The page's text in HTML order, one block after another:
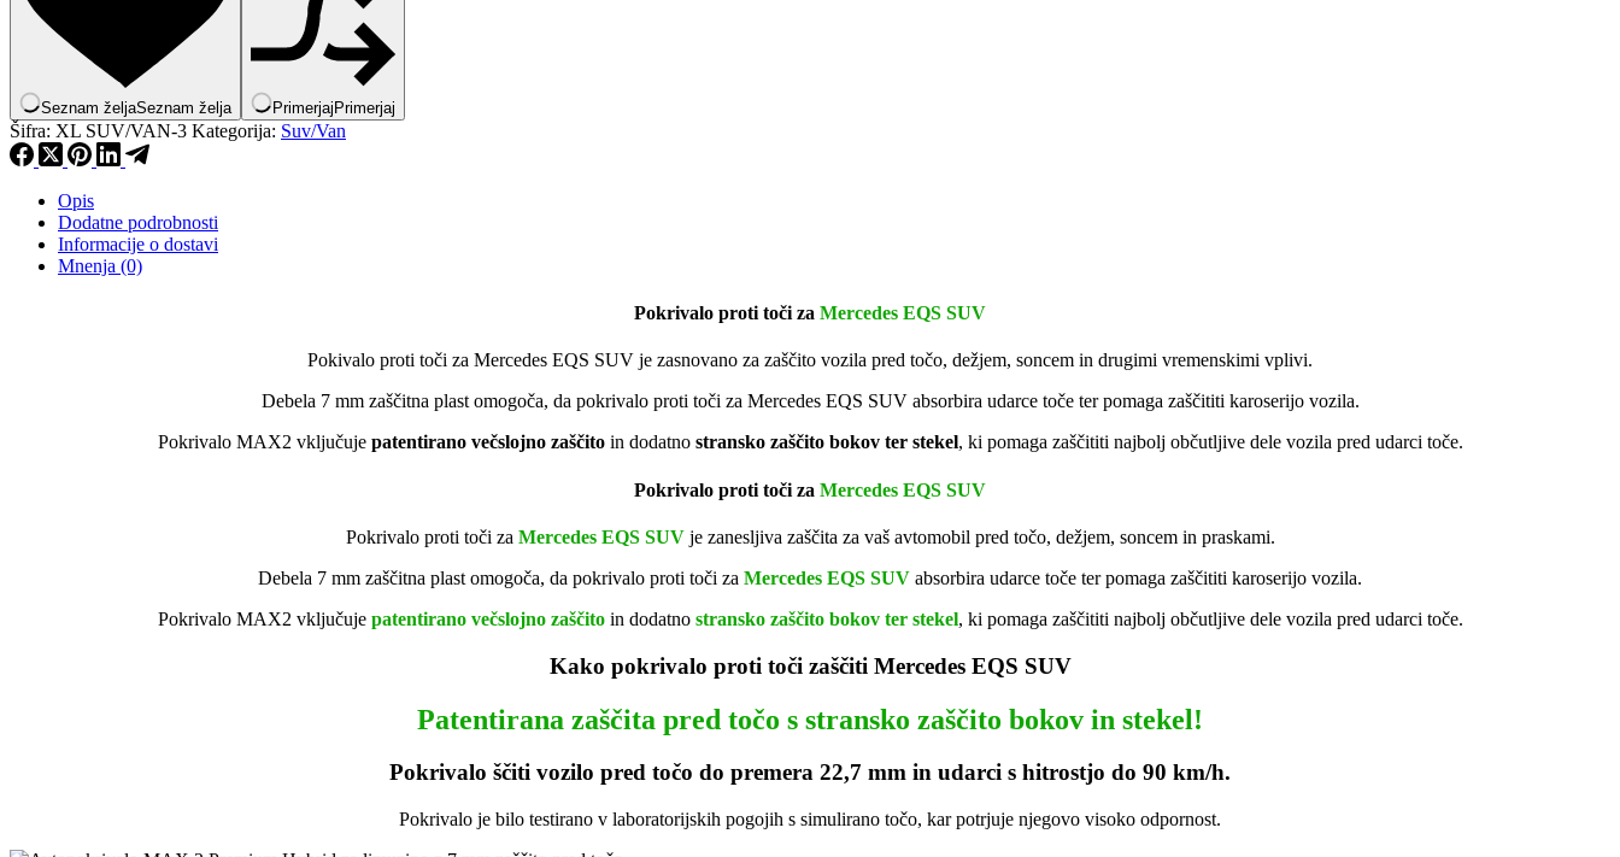
Seznam željaSeznam želja Primerjaj Primerjaj
Šifra: XL SUV/VAN-3 Kategorija: Suv/Van
Opis
Dodatne podrobnosti
Informacije o dostavi
Mnenja (0)
Pokrivalo proti toči za Mercedes EQS SUV
Pokivalo proti toči za Mercedes EQS SUV je zasnovano za zaščito vozila pred točo, dežjem, soncem in drugimi vremenskimi vplivi.
Debela 7 mm zaščitna plast omogoča, da pokrivalo proti toči za Mercedes EQS SUV absorbira udarce toče ter pomaga zaščititi karoserijo vozila.
Pokrivalo MAX2 vključuje patentirano večslojno zaščitoin dodatno stransko zaščito bokov ter stekel, ki pomaga zaščititi najbolj občutljive dele vozila pred udarci toče.
Pokrivalo proti toči za Mercedes EQS SUV
Pokrivalo proti toči za Mercedes EQS SUV je zanesljiva zaščita za vaš avtomobil pred točo, dežjem, soncem in praskami.
Debela 7 mm zaščitna plast omogoča, da pokrivalo proti toči za Mercedes EQS SUV absorbira udarce toče ter pomaga zaščititi karoserijo vozila.
Pokrivalo MAX2 vključuje patentirano večslojno zaščitoin dodatno stransko zaščito bokov ter stekel, ki pomaga zaščititi najbolj občutljive dele vozila pred udarci toče.
Kako pokrivalo proti toči zaščiti Mercedes EQS SUV
Patentirana zaščita pred točo s stransko zaščito bokov in stekel!
Pokrivalo ščiti vozilo pred točo do premera 22,7 mm in udarci s hitrostjo do 90 km/h.
Pokrivalo je bilo testirano v laboratorijskih pogojih s simulirano točo, kar potrjuje njegovo visoko odpornost.